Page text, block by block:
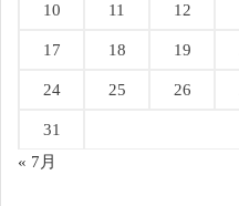
10 11 12
17 18 19
24 25 26
31
« 7月